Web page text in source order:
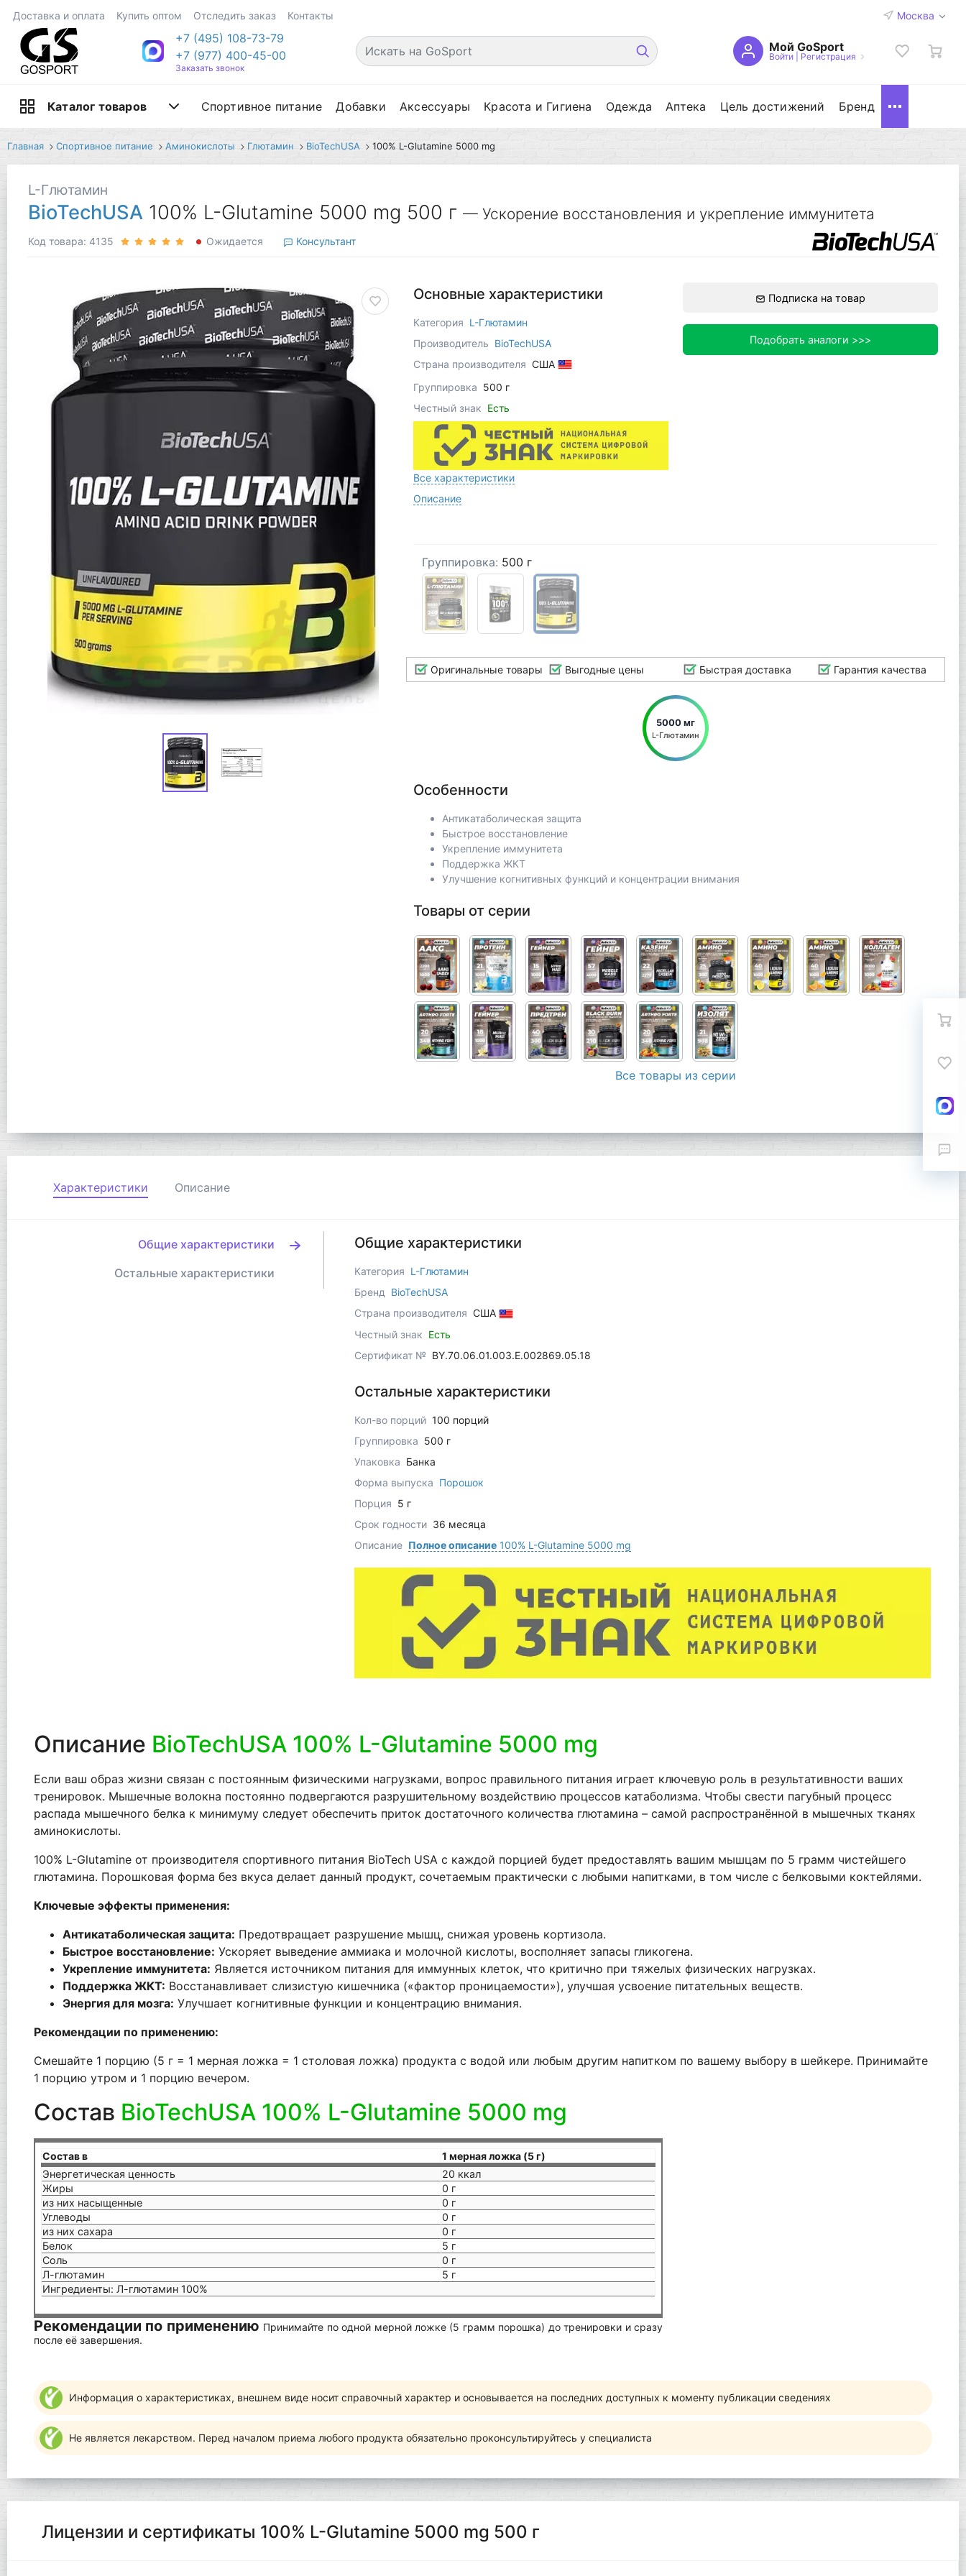
Доставка и оплата Купить оптом Отследить заказ Контакты Москва
+7 (495) 108-73-79
+7 (977) 400-45-00
Заказать звонок
Мой GoSport
Войти| Регистрация
Каталог товаров Спортивное питание Добавки Аксессуары Красота и Гигиена Одежда Аптека Цель достижений Бренд
Главная Спортивное питание Аминокислоты Глютамин BioTechUSA 100% L-Glutamine 5000 mg
L-Глютамин
BioTechUSA 100% L-Glutamine 5000 mg 500 г — Ускорение восстановления и укрепление иммунитета
Код товара: 4135 Ожидается Консультант
Основные характеристики
Категория L-Глютамин
Производитель BioTechUSA
Страна производителя США
Группировка 500 г
Честный знак Есть
Все характеристики
Описание
Подписка на товар
Подобрать аналоги >>>
Группировка: 500 г
Оригинальные товары Выгодные цены Быстрая доставка Гарантия качества
5000 мг
L-Глютамин
Особенности
Антикатаболическая защита
Быстрое восстановление
Укрепление иммунитета
Поддержка ЖКТ
Улучшение когнитивных функций и концентрации внимания
Товары от серии
Все товары из серии
Характеристики Описание
Общие характеристики
Остальные характеристики
Общие характеристики
Категория L-Глютамин
Бренд
BioTechUSA
Страна производителя США
Честный знак Есть
Сертификат № BY.70.06.01.003.Е.002869.05.18
Остальные характеристики
Кол-во порций 100 порций
Группировка 500 г
Упаковка Банка
Форма выпуска Порошок
Порция 5 г
Срок годности 36 месяца
Описание Полное описание100% L-Glutamine 5000 mg
Описание BioTechUSA 100% L-Glutamine 5000 mg
Если ваш образ жизни связан с постоянным физическими нагрузками, вопрос правильного питания играет ключевую роль в результативности ваших
тренировок. Мышечные волокна постоянно подвергаются разрушительному воздействию процессов катаболизма. Чтобы свести пагубный процесс
распада мышечного белка к минимуму следует обеспечить приток достаточного количества глютамина – самой распространённой в мышечных тканях
аминокислоты.
100% L-Glutamine от производителя спортивного питания BioTech USA с каждой порцией будет предоставлять вашим мышцам по 5 грамм чистейшего
глютамина. Порошковая форма без вкуса делает данный продукт, сочетаемым практически с любыми напитками, в том числе с белковыми коктейлями.
Ключевые эффекты применения:
Антикатаболическая защита: Предотвращает разрушение мышц, снижая уровень кортизола.
Быстрое восстановление: Ускоряет выведение аммиака и молочной кислоты, восполняет запасы гликогена.
Укрепление иммунитета: Является источником питания для иммунных клеток, что критично при тяжелых физических нагрузках.
Поддержка ЖКТ: Восстанавливает слизистую кишечника («фактор проницаемости»), улучшая усвоение питательных веществ.
Энергия для мозга: Улучшает когнитивные функции и концентрацию внимания.
Рекомендации по применению:
Смешайте 1 порцию (5 г = 1 мерная ложка = 1 столовая ложка) продукта с водой или любым другим напитком по вашему выбору в шейкере. Принимайте
1 порцию утром и 1 порцию вечером.
Состав BioTechUSA 100% L-Glutamine 5000 mg
Состав в
1 мерная ложка (5 г)
Энергетическая ценность
20 ккал
Жиры
0 г
из них насыщенные
0 г
Углеводы
0 г
из них сахара
0 г
Белок
5 г
Соль
0 г
Л-глютамин
5 г
Ингредиенты: Л-глютамин 100%
Рекомендации по применению Принимайте по одной мерной ложке (5 грамм порошка) до тренировки и сразу
после её завершения.
Информация о характеристиках, внешнем виде носит справочный характер и основывается на последних доступных к моменту публикации сведениях
Не является лекарством. Перед началом приема любого продукта обязательно проконсультируйтесь у специалиста
Лицензии и сертификаты 100% L-Glutamine 5000 mg 500 г